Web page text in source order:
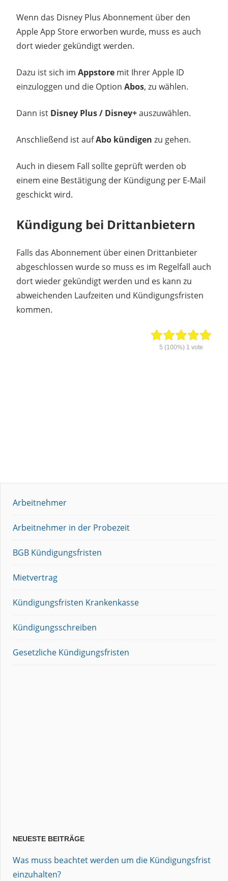
Wenn das Disney Plus Abonnement über den
Apple App Store erworben wurde, muss es auch
dort wieder gekündigt werden.
Dazu ist sich im Appstore mit Ihrer Apple ID
einzuloggen und die Option Abos, zu wählen.
Dann ist Disney Plus / Disney+auszuwählen.
Anschließend ist aufAbo kündigen zu gehen.
Auch in diesem Fall sollte geprüft werden ob
einem eine Bestätigung der Kündigung per E-Mail
geschickt wird.
Kündigung bei Drittanbietern
Falls das Abonnement über einen Drittanbieter
abgeschlossen wurde so muss es im Regelfall auch
dort wieder gekündigt werden und es kann zu
abweichenden Laufzeiten und Kündigungsfristen
kommen.
5 (100%) 1 vote
Arbeitnehmer
Arbeitnehmer in der Probezeit
BGB Kündigungsfristen
Mietvertrag
Kündigungsfristen Krankenkasse
Kündigungsschreiben
Gesetzliche Kündigungsfristen
NEUESTE BEITRÄGE
Was muss beachtet werden um die Kündigungsfrist
einzuhalten?